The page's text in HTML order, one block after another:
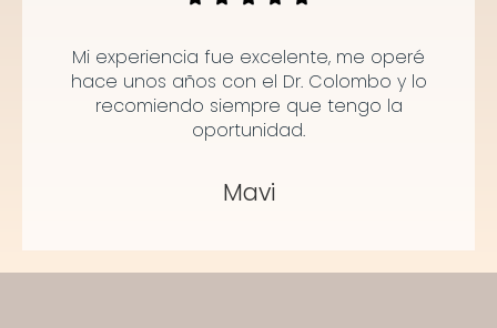
Mi experiencia fue excelente, me operé
hace unos años con el Dr. Colombo y lo
recomiendo siempre que tengo la
oportunidad.
Mavi